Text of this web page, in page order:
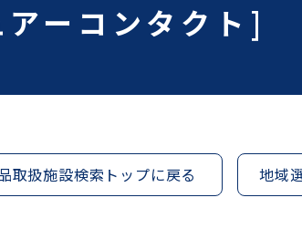
ーコンタクト]
取扱施設検索トップに戻る 地域